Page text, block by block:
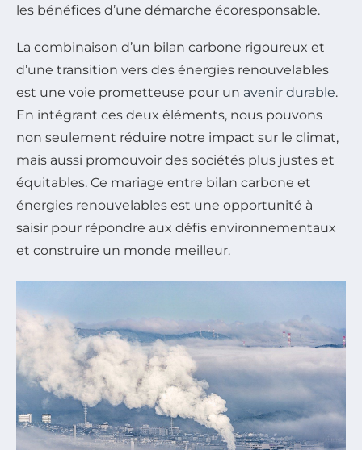
les bénéfices d’une démarche écoresponsable.
La combinaison d’un bilan carbone rigoureux et
d’une transition vers des énergies renouvelables
est une voie prometteuse pour un avenir durable.
En intégrant ces deux éléments, nous pouvons
non seulement réduire notre impact sur le climat,
mais aussi promouvoir des sociétés plus justes et
équitables. Ce mariage entre bilan carbone et
énergies renouvelables est une opportunité à
saisir pour répondre aux défis environnementaux
et construire un monde meilleur.